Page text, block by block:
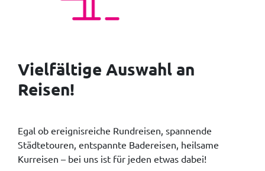
Vielfältige Auswahl an
Reisen!
Egal ob ereignisreiche Rundreisen, spannende
Städtetouren, entspannte Badereisen, heilsame
Kurreisen – bei uns ist für jeden etwas dabei!